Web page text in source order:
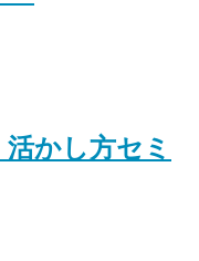
活かし方セミ